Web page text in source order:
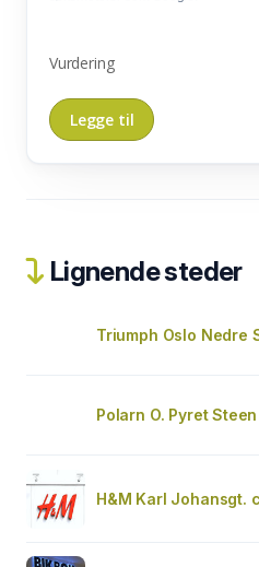
Vurdering
Lignende steder
Triumph Oslo Nedre
Polarn O. Pyret
H&M Karl Johansgt. c